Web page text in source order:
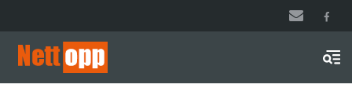
til
hovedinnhold